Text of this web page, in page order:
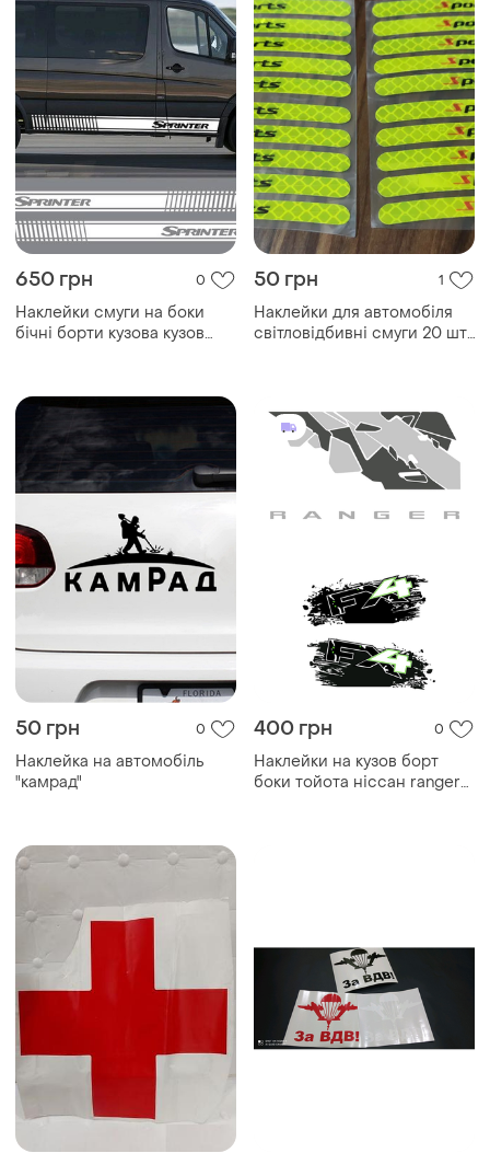
650 грн 0
Наклейки смуги на боки
бічні борти кузова кузов
50 грн 1
Наклейки для автомобіля
світловідбивні смуги 20 шт.
50 грн 0
Наклейка на автомобіль
"камрад"
400 грн 0
Наклейки на кузов борт
боки тойота ніссан ranger